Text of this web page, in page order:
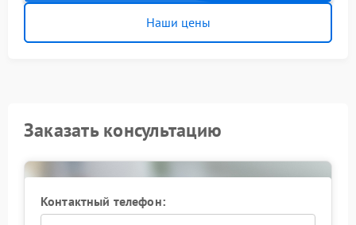
Наши цены
Заказать консультацию
Контактный телефон: